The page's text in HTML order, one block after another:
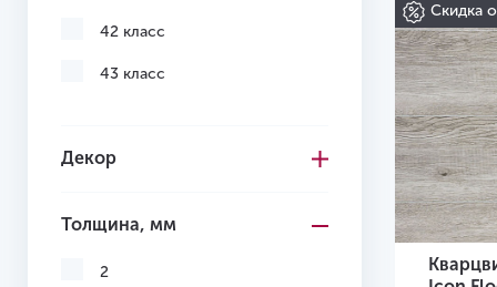
42 класс
43 класс
Декор
Толщина, мм
2
Скидка